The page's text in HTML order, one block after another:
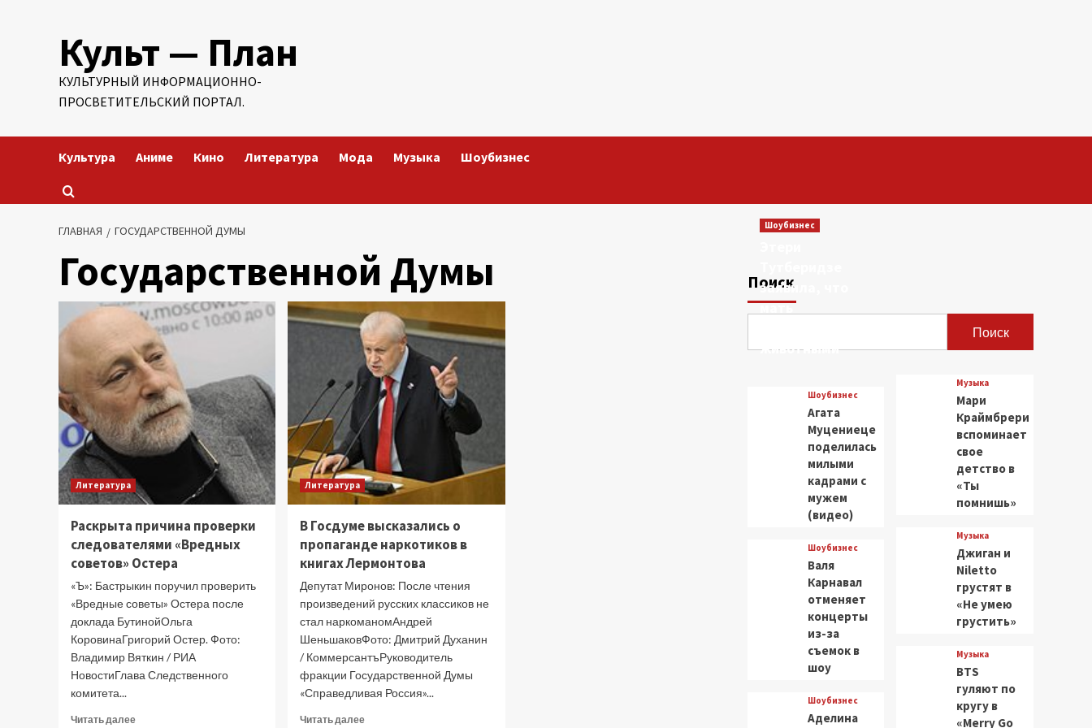
содержимомуКульт — План
КУЛЬТУРНЫЙ ИНФОРМАЦИОННО-
ПРОСВЕТИТЕЛЬСКИЙ ПОРТАЛ.
Культура Аниме Кино Литература Мода Музыка Шоубизнес
ГЛАВНАЯ ГОСУДАРСТВЕННОЙ ДУМЫ
Государственной Думы
Литература
Раскрыта причина проверки
следователями «Вредных
советов» Остера
«Ъ»: Бастрыкин поручил проверить
«Вредные советы» Остера после
доклада БутинойОльга
КоровинаГригорий Остер. Фото:
Владимир Вяткин / РИА
НовостиГлава Следственного
комитета...
Читать далееПрочитать
Литература
В Госдуме высказались о
пропаганде наркотиков в
книгах Лермонтова
Депутат Миронов: После чтения
произведений русских классиков не
стал наркоманомАндрей
ШеньшаковФото: Дмитрий Духанин
/ КоммерсантъРуководитель
фракции Государственной Думы
«Справедливая Россия»...
Читать далееПрочитать
Поиск
Поиск
Шоубизнес
заявила, что
мать
животными
Шоубизнес
Агата
Муцениеце
поделилась
милыми
кадрами с
мужем
(видео)
Шоубизнес
Валя
Карнавал
отменяет
концерты
из-за
съемок в
шоу
Шоубизнес
Аделина
Музыка
Мари
Краймбрери
вспоминает
свое
детство в
«Ты
помнишь»
Музыка
Джиган и
Niletto
грустят в
«Не умею
грустить»
Музыка
BTS
гуляют по
кругу в
«Merry Go